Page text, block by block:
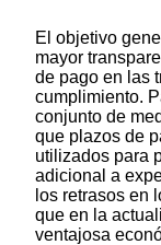
El objetivo
mayor
de pago en las
cumplimiento.
conjunto de
que plazos de
utilizados para
adicional a
los retrasos en
que en la
ventajosa